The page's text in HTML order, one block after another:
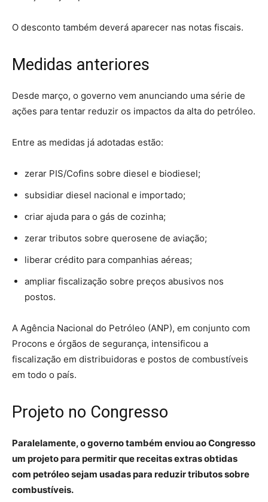
O desconto também deverá aparecer nas notas fiscais.
Medidas anteriores
Desde março, o governo vem anunciando uma série de
ações para tentar reduzir os impactos da alta do petróleo.
Entre as medidas já adotadas estão:
zerar PIS/Cofins sobre diesel e biodiesel;
subsidiar diesel nacional e importado;
criar ajuda para o gás de cozinha;
zerar tributos sobre querosene de aviação;
liberar crédito para companhias aéreas;
ampliar fiscalização sobre preços abusivos nos
postos.
A Agência Nacional do Petróleo (ANP), em conjunto com
Procons e órgãos de segurança, intensificou a
fiscalização em distribuidoras e postos de combustíveis
em todo o país.
Projeto no Congresso
Paralelamente, o governo também enviou ao Congresso
um projeto para permitir que receitas extras obtidas
com petróleo sejam usadas para reduzir tributos sobre
combustíveis.